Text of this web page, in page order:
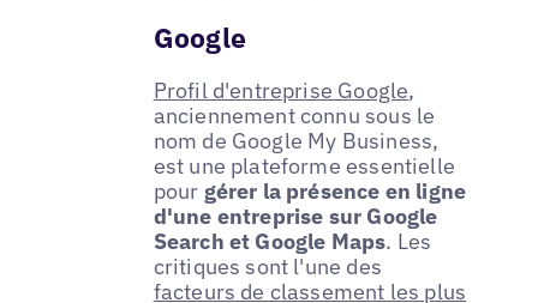
Google
Profil d'entreprise Google,
anciennement connu sous le
nom de Google My Business,
est une plateforme essentielle
pour gérer la présence en ligne
d'une entreprise sur Google
Search et Google Maps. Les
critiques sont l'une des
facteurs de classement les plus